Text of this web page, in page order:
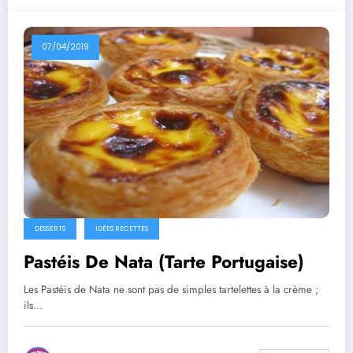
07/04/2019
DESSERTS IDÉES RECETTES
Pastéis De Nata (Tarte Portugaise)
Les Pastéis de Nata ne sont pas de simples tartelettes à la crème ;
ils…